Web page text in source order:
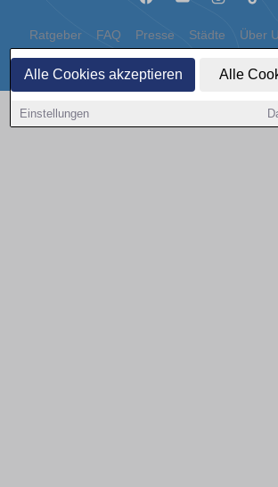
Alle Cookies akzeptieren Alle
Einstellungen
Ratgeber FAQ Presse Städte Über
Datenschutz Cookies
Copyright © 2000 - 2026 | 1A Infosysteme GmbH |